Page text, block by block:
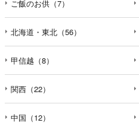
ご飯のお供（7）
北海道・東北（56）
甲信越（8）
関西（22）
中国（12）